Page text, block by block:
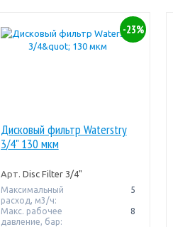
-23%
Дисковый фильтр Waterstry
3/4" 130 мкм
Арт. Disc Filter 3/4"
Максимальный
расход, м3/ч:
5
Макс. рабочее
давление, бар:
8